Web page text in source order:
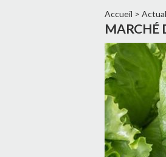
Accueil >
MARCHÉ